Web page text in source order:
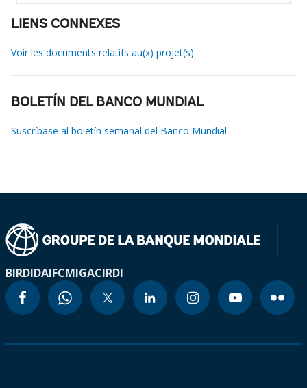
LIENS CONNEXES
Voir les documents relatifs au(x) projet(s)
BOLETÍN DEL BANCO MUNDIAL
Suscríbase al boletín semanal del Banco Mundial
BIRDIDAIFCMIGACIRDI